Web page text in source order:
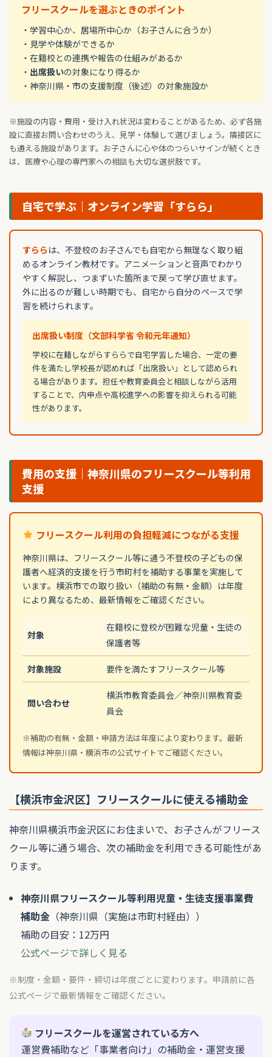
フリースクールを選ぶときのポイント
・学習中心か、居場所中心か（お子さんに合うか）
・見学や体験ができるか
・在籍校との連携や報告の仕組みがあるか
・ 出席扱いの対象になり得るか
・神奈川県・市の支援制度（後述）の対象施設か
※施設の内容・費用・受け入れ状況は変わることがあるため、必ず各施
設に直接お問い合わせのうえ、見学・体験して選びましょう。隣接区に
も通える施設があります。お子さんに心や体のつらいサインが続くとき
は、医療や心理の専門家への相談も大切な選択肢です。
自宅で学ぶ｜オンライン学習「すらら」
すらら は、不登校のお子さんでも自宅から無理なく取り組
めるオンライン教材です。アニメーションと音声でわかり
やすく解説し、つまずいた箇所まで戻って学び直せます。
外に出るのが難しい時期でも、自宅から自分のペースで学
習を続けられます。
出席扱い制度（文部科学省 令和元年通知）
学校に在籍しながらすららで自宅学習した場合、一定の要
件を満たし学校長が認めれば「出席扱い」として認められ
る場合があります。担任や教育委員会と相談しながら活用
することで、内申点や高校進学への影響を抑えられる可能
性があります。
費用の支援｜神奈川県のフリースクール等利用
支援
フリースクール利用の負担軽減につながる支援
神奈川県は、フリースクール等に通う不登校の子どもの保
護者へ経済的支援を行う市町村を補助する事業を実施して
います。横浜市での取り扱い（補助の有無・金額）は年度
により異なるため、最新情報をご確認ください。
対象
在籍校に登校が困難な児童・生徒の
保護者等
対象施設 要件を満たすフリースクール等
問い合わせ
横浜市教育委員会／神奈川県教育委
員会
※補助の有無・金額・申請方法は年度により変わります。最新
情報は神奈川県・横浜市の公式サイトでご確認ください。
【横浜市金沢区】フリースクールに使える補助金
神奈川県横浜市金沢区にお住まいで、お子さんがフリース
クール等に通う場合、次の補助金を利用できる可能性があ
ります。
神奈川県フリースクール等利用児童・生徒支援事業費
補助金 （神奈川県（実施は市町村経由））
補助の目安：12万円
公式ページで詳しく見る
※制度・金額・要件・締切は年度ごとに変わります。申請前に各
公式ページで最新情報をご確認ください。
フリースクールを運営されている方へ
運営費補助など「事業者向け」の補助金・運営支援